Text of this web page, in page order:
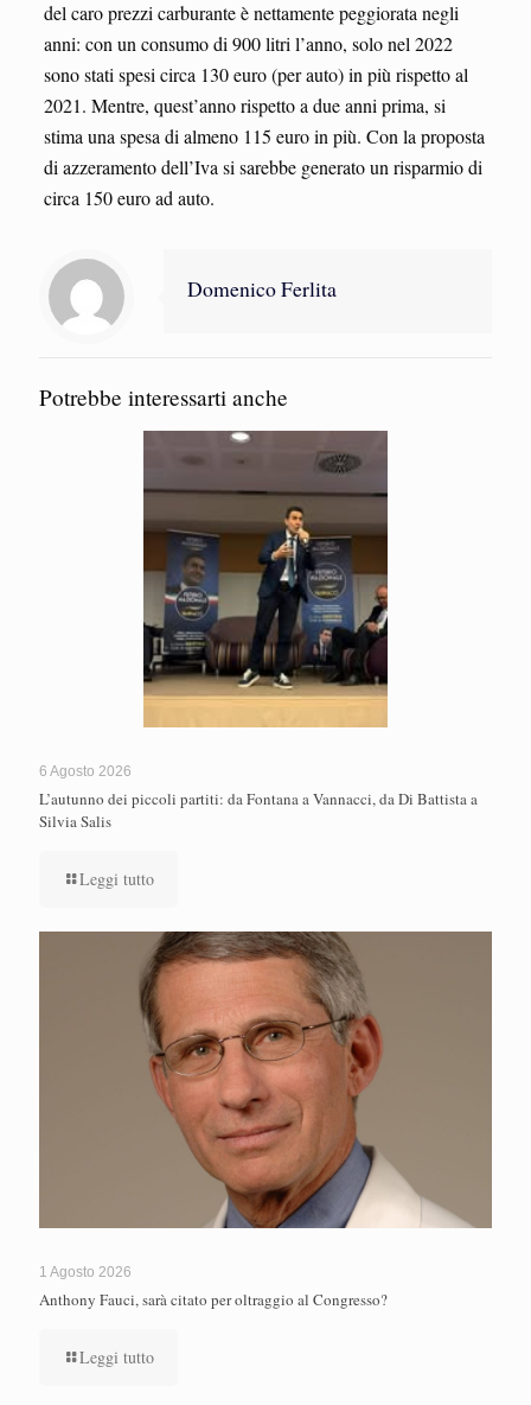
del caro prezzi carburante è nettamente peggiorata negli
anni: con un consumo di 900 litri l’anno, solo nel 2022
sono stati spesi circa 130 euro (per auto) in più rispetto al
2021. Mentre, quest’anno rispetto a due anni prima, si
stima una spesa di almeno 115 euro in più. Con la proposta
di azzeramento dell’Iva si sarebbe generato un risparmio di
circa 150 euro ad auto.
Domenico Ferlita
Potrebbe interessarti anche
6 Agosto 2026
L’autunno dei piccoli partiti: da Fontana a Vannacci, da Di Battista a
Silvia Salis
Leggi tutto
1 Agosto 2026
Anthony Fauci, sarà citato per oltraggio al Congresso?
Leggi tutto